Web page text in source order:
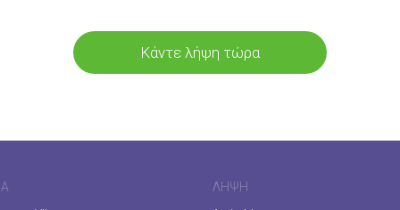
Κάντε λήψη τώρα
ΛΉΨΗ